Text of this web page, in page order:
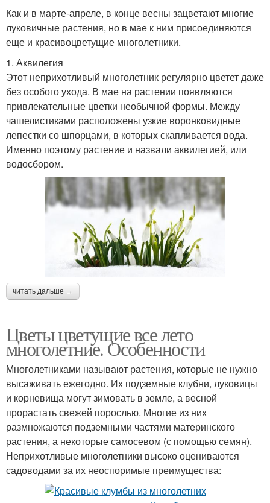
Как и в марте-апреле, в конце весны зацветают многие
луковичные растения, но в мае к ним присоединяются
еще и красивоцветущие многолетники.
1. Аквилегия
Этот неприхотливый многолетник регулярно цветет даже
без особого ухода. В мае на растении появляются
привлекательные цветки необычной формы. Между
чашелистиками расположены узкие воронковидные
лепестки со шпорцами, в которых скапливается вода.
Именно поэтому растение и назвали аквилегией, или
водосбором.
читать дальше →
Цветы цветущие все лето
многолетние. Особенности
Многолетниками называют растения, которые не нужно
высаживать ежегодно. Их подземные клубни, луковицы
и корневища могут зимовать в земле, а весной
прорастать свежей порослью. Многие из них
размножаются подземными частями материнского
растения, а некоторые самосевом (с помощью семян).
Неприхотливые многолетники высоко оцениваются
садоводами за их неоспоримые преимущества: